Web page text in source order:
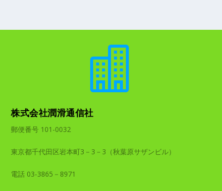

株式会社潤滑通信社
郵便番号 101-0032
東京都千代田区岩本町3－3－3（秋葉原サザンビル）
電話 03-3865－8971